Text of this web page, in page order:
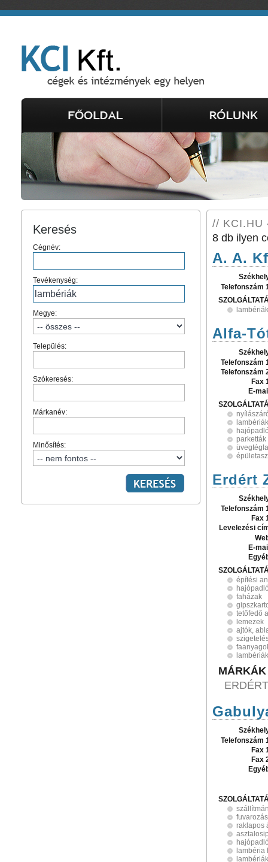
Keresés
Cégnév:
Tevékenység:
Megye:
Település:
Szókeresés:
Márkanév:
Minősítés:
// KCI.HU
8 db ilyen
A. A.
Telefonszám
lambériák
Alfa-
Telefonszám
Telefonszám
Fax
E-
lambériák
parketták
üvegtégla
Erdért
Telefonszám
Fax
Levelezési
E-
építési
faházak
tetőfedő
lemezek
ajtók,
lambériák
MÁRKÁK
ERDÉRT
Telefonszám
Fax
Fax
fuvarozás
raklapos
lambéria
lambériák